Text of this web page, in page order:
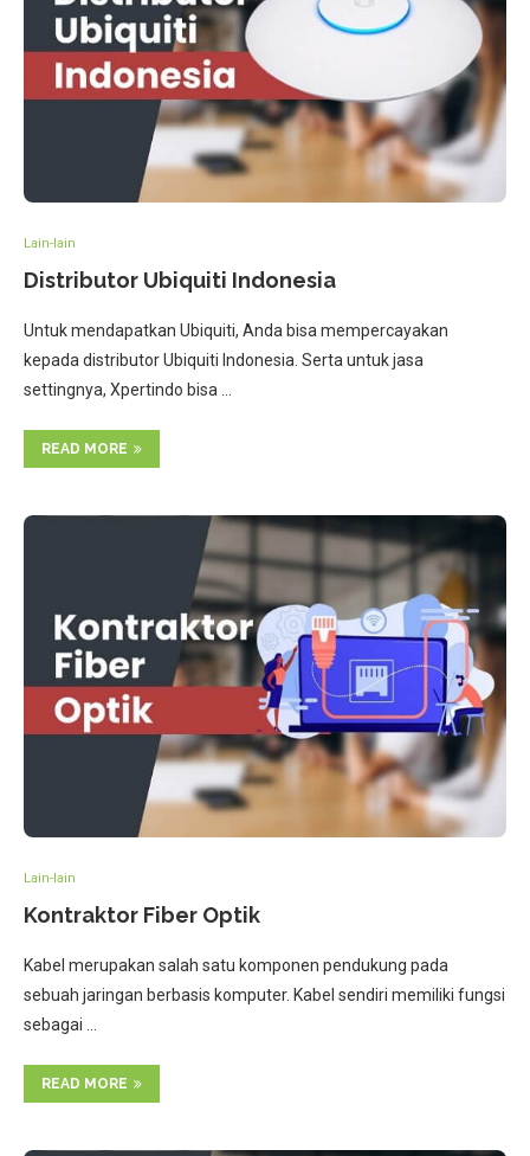
Lain-lain
Distributor Ubiquiti Indonesia
Untuk mendapatkan Ubiquiti, Anda bisa mempercayakan
kepada distributor Ubiquiti Indonesia. Serta untuk jasa
settingnya, Xpertindo bisa …
READ MORE
Lain-lain
Kontraktor Fiber Optik
Kabel merupakan salah satu komponen pendukung pada
sebuah jaringan berbasis komputer. Kabel sendiri memiliki fungsi
sebagai …
READ MORE